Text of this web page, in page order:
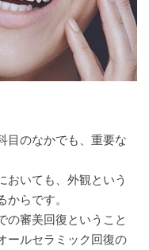
目のなかでも、重要な
おいても、外観という
らです。
の審美回復ということ
ールセラミック回復の